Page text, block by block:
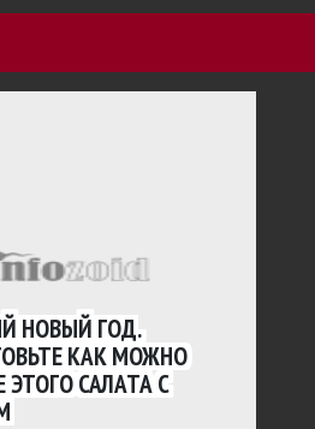
НОВЫЙ ГОД.
КАК МОЖНО
ЭТОГО САЛАТА С